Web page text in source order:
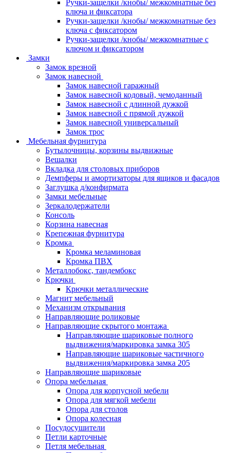
Ручки-защелки /кнобы/ межкомнатные без
ключа и фиксатора
Ручки-защелки /кнобы/ межкомнатные без
ключа с фиксатором
Ручки-защелки /кнобы/ межкомнатные с
ключом и фиксатором
Замки
Замок врезной
Замок навесной
Замок навесной гаражный
Замок навесной кодовый, чемоданный
Замок навесной с длинной дужкой
Замок навесной с прямой дужкой
Замок навесной универсальный
Замок трос
Мебельная фурнитура
Бутылочницы, корзины выдвижные
Вешалки
Вкладка для столовых приборов
Демпферы и амортизаторы для ящиков и фасадов
Заглушка д/конфирмата
Замки мебельные
Зеркалодержатели
Консоль
Корзина навесная
Крепежная фурнитура
Кромка
Кромка меламиновая
Кромка ПВХ
Металлобокс, тандембокс
Крючки
Крючки металлические
Магнит мебельный
Механизм открывания
Направляющие роликовые
Направляющие скрытого монтажа
Направляющие шариковые полного
выдвижения/маркировка замка 305
Направляющие шариковые частичного
выдвижения/маркировка замка 205
Направляющие шариковые
Опора мебельная
Опора для корпусной мебели
Опора для мягкой мебели
Опора для столов
Опора колесная
Посудосушители
Петли карточные
Петля мебельная